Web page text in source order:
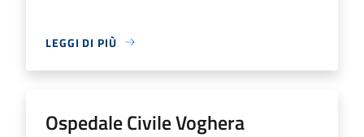
LEGGI DI PIÙ
Ospedale Civile Voghera